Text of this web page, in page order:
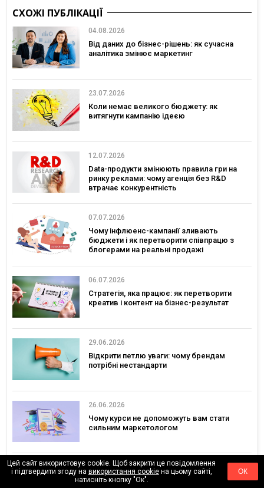
СХОЖІ ПУБЛІКАЦІЇ
04.08.2026
Від даних до бізнес-рішень: як сучасна
аналітика змінює маркетинг
23.07.2026
Коли немає великого бюджету: як
витягнути кампанію ідеєю
12.07.2026
Data-продукти змінюють правила гри на
ринку реклами: чому агенція без R&D
втрачає конкурентність
07.07.2026
Чому інфлюенс-кампанії зливають
бюджети і як перетворити співпрацю з
блогерами на реальні продажі
06.07.2026
Стратегія, яка працює: як перетворити
креатив і контент на бізнес-результат
29.06.2026
Відкрити петлю уваги: чому брендам
потрібні нестандарти
26.06.2026
Чому курси не допоможуть вам стати
сильним маркетологом
18.06.2026
Як маркетинг виграє угоди з
Цей сайт використовує cookie. Щоб закрити це повідомлення
і підтвердити згоду на використання cookieна цьому сайті,
натисніть кнопку "Ок".
ОК